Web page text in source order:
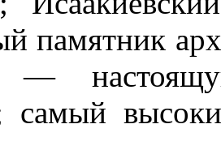
памятник
—
самый